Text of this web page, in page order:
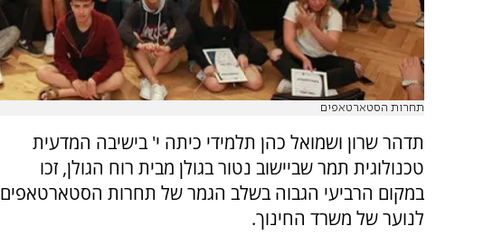
תחרות הסטארטאפים
תדהר שרון ושמואל כהן תלמידי כיתה י' בישיבה המדעית
טכנולוגית תמר שביישוב נטור בגולן מבית רוח הגולן, זכו
במקום הרביעי הגבוה בשלב הגמר של תחרות הסטארטאפים
לנוער של משרד החינוך.